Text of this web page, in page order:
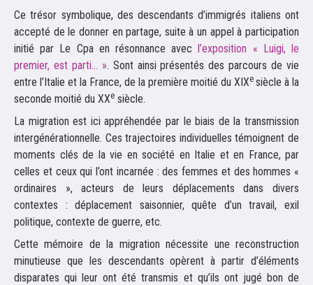
Ce trésor symbolique, des descendants d’immigrés italiens ont
accepté de le donner en partage, suite à un appel à participation
initié par Le Cpa en résonnance avec l’exposition « Luigi, le
premier, est parti… ». Sont ainsi présentés des parcours de vie
entre l’Italie et la France, de la première moitié du XIXe siècle à la
seconde moitié du XXe siècle.
La migration est ici appréhendée par le biais de la transmission
intergénérationnelle. Ces trajectoires individuelles témoignent de
moments clés de la vie en société en Italie et en France, par
celles et ceux qui l’ont incarnée : des femmes et des hommes «
ordinaires », acteurs de leurs déplacements dans divers
contextes : déplacement saisonnier, quête d’un travail, exil
politique, contexte de guerre, etc.
Cette mémoire de la migration nécessite une reconstruction
minutieuse que les descendants opèrent à partir d’éléments
disparates qui leur ont été transmis et qu’ils ont jugé bon de